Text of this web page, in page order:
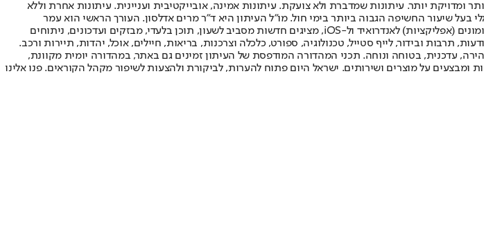
ומדויקת יותר. עיתונות שמדברת ולא צועקת. עיתונות אמינה, אובייקטיבית ועניינית. עיתונות אחרת וללא
2007, וב-2010 הפך "ישראל היום" לעיתון הישראלי בעל שיעור החשיפה הגבוה ביותר בימי חול. מו"ל העיתון היא ד"ר מרים אדלסון. העורך הראשי הוא עמר
לחמנוביץ, והעורך המייסד הוא עמוס רגב. אתרי האינטרנט של "ישראל היום" בעברית ובאנגלית, כמו כן היישומונים (אפליקציות) לאנדרואיד ול-iOS, מציגים חדשות מסביב לשעון, תוכן בלעדי, מבזקים ועדכונים, ניתוחים
תרבות ובידור, לייף סטייל, טכנולוגיה, ספורט, כלכלה וצרכנות, בריאות, חיילים, אוכל, יהדות, תיירות ורכב.
עדכנית, בטוחה ונוחה. תכני המהדורה המודפסת של העיתון זמינים גם באתר, במהדורה יומית מקוונת,
על מוצרים ושירותים. ישראל היום פתוח להערות, לביקורת ולהצעות לשיפור מקהל הקוראים. פנו אלינו